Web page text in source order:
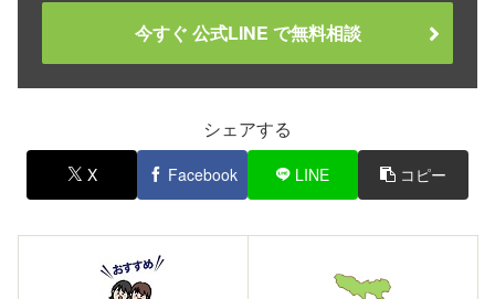
今すぐ 公式LINE で無料相談
シェアする
X Facebook LINE コピー